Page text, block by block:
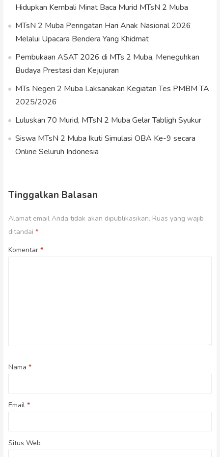
Hidupkan Kembali Minat Baca Murid MTsN 2 Muba
MTsN 2 Muba Peringatan Hari Anak Nasional 2026
Melalui Upacara Bendera Yang Khidmat
Pembukaan ASAT 2026 di MTs 2 Muba, Meneguhkan
Budaya Prestasi dan Kejujuran
MTs Negeri 2 Muba Laksanakan Kegiatan Tes PMBM TA
2025/2026
Luluskan 70 Murid, MTsN 2 Muba Gelar Tabligh Syukur
Siswa MTsN 2 Muba Ikuti Simulasi OBA Ke-9 secara
Online Seluruh Indonesia
Tinggalkan Balasan
Alamat email Anda tidak akan dipublikasikan. Ruas yang wajib
ditandai *
Komentar *
Nama *
Email *
Situs Web